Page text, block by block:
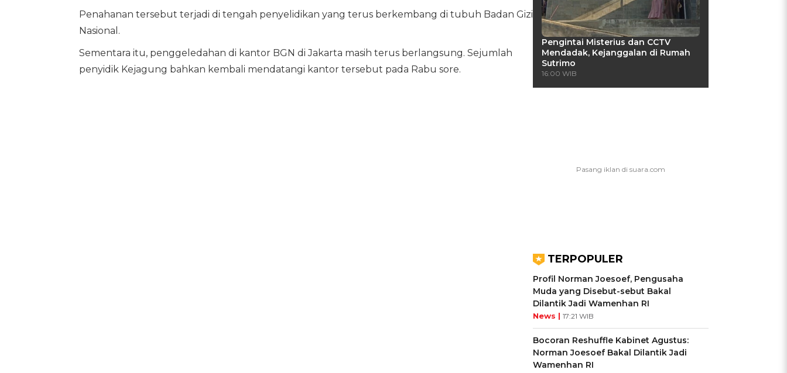
Penahanan tersebut terjadi di tengah penyelidikan yang terus berkembang di tubuh Badan Gizi
Nasional.
Sementara itu, penggeledahan di kantor BGN di Jakarta masih terus berlangsung. Sejumlah
penyidik Kejagung bahkan kembali mendatangi kantor tersebut pada Rabu sore.
Pengintai Misterius dan CCTV
Mendadak, Kejanggalan di Rumah
Sutrimo
16:00 WIB
TERPOPULER
Profil Norman Joesoef, Pengusaha
Muda yang Disebut-sebut Bakal
Dilantik Jadi Wamenhan RI
News | 17:21 WIB
Bocoran Reshuffle Kabinet Agustus:
Norman Joesoef Bakal Dilantik Jadi
Wamenhan RI